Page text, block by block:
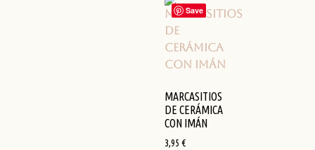
Save
MARCASITIOS
DE CERÁMICA
CON IMÁN
3,95 €